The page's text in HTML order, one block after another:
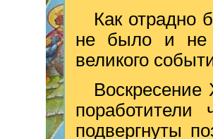
Как отрадно
не было и не
великого
Воскресение
подвергнуты